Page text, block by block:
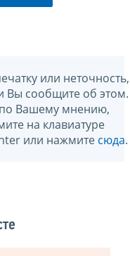
или неточность,
Вы сообщите об этом.
по Вашему мнению,
на клавиатуре
или нажмите сюда.